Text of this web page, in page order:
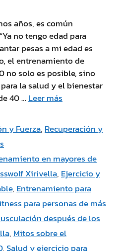
años, es común
no tengo edad para
pesas a mi edad es
el entrenamiento de
no solo es posible, sino
la salud y el bienestar
40 … Leer más
y Fuerza, Recuperación y
en mayores de
Xirivella, Ejercicio y
, Entrenamiento para
para personas de más
después de los
, Mitos sobre el
,Salud y ejercicio para